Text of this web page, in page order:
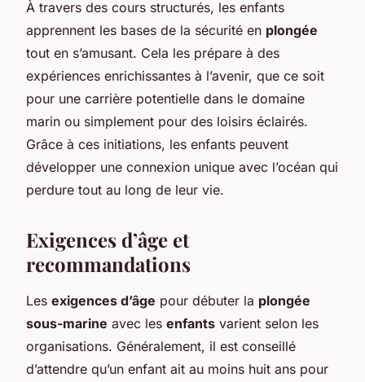
À travers des cours structurés, les enfants
apprennent les bases de la sécurité en plongée
tout en s’amusant. Cela les prépare à des
expériences enrichissantes à l’avenir, que ce soit
pour une carrière potentielle dans le domaine
marin ou simplement pour des loisirs éclairés.
Grâce à ces initiations, les enfants peuvent
développer une connexion unique avec l’océan qui
perdure tout au long de leur vie.
Exigences d’âge et
recommandations
Les exigences d’âge pour débuter la plongée
sous-marine avec les enfants varient selon les
organisations. Généralement, il est conseillé
d’attendre qu’un enfant ait au moins huit ans pour